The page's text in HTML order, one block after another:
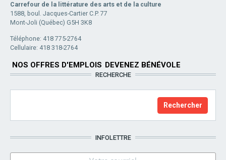
Carrefour de la littérature des arts et de la culture
1588, boul. Jacques-Cartier C.P. 77
Mont-Joli (Québec) G5H 3K8
Téléphone: 418 775-2764
Cellulaire: 418 318-2764
NOS OFFRES D'EMPLOIS DEVENEZ BÉNÉVOLE
RECHERCHE
INFOLETTRE